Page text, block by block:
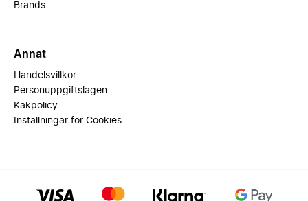
Brands
Annat
Handelsvillkor
Personuppgiftslagen
Kakpolicy
Inställningar för Cookies